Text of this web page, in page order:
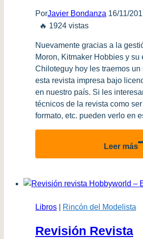
PorJavier Bondanza 16/11/
🔥 1924 vistas
Nuevamente gracias a la
Moron, Kitmaker Hobbies y su
Chiloteguy hoy les traemos
esta revista impresa bajo
en nuestro país. Si les
técnicos de la revista como
formato, etc. pueden verlo en
Leer más
Libros Rincón del Modelista
Revisión Revista